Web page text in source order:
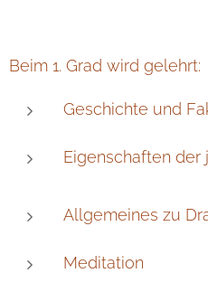
Beim 1. Grad wird gelehrt:
Geschichte und
Eigenschaften der
Allgemeines zu
Meditation